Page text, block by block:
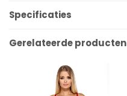
Specificaties
Gerelateerde producten